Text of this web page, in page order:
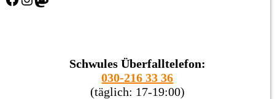
Schwules Überfalltelefon:
030-216 33 36
(täglich: 17-19:00)